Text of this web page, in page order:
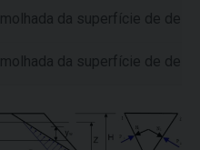
da superfície de
da superfície de